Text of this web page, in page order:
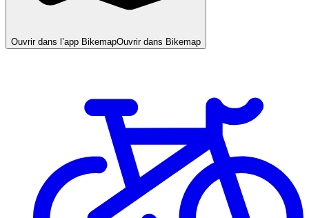
Ouvrir dans l’app BikemapOuvrir dans Bikemap